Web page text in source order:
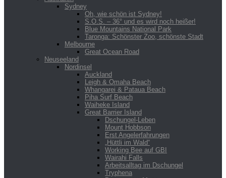
Sydney
Oh, wie schön ist Sydney!
S.O.S. – 36° und es wird noch heißer!
Blue Mountains National Park
Taronga: Schönster Zoo, schönste Stadt
Melbourne
Great Ocean Road
Neuseeland
Nordinsel
Auckland
Leigh & Omaha Beach
Whangarei & Pataua Beach
Piha Surf Beach
Waiheke Island
Great Barrier Island
Dschungel-Leben
Mount Hobbson
Erst Angelerfahrungen
„Hüttli im Wald“
Working Bee auf GBI
Wairahi Falls
Arbeitsalltag im Dschungel
Tryphena